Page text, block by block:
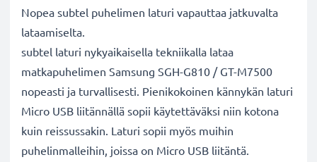
Nopea subtel puhelimen laturi vapauttaa jatkuvalta
lataamiselta.
subtel laturi nykyaikaisella tekniikalla lataa
matkapuhelimen Samsung SGH-G810 / GT-M7500
nopeasti ja turvallisesti. Pienikokoinen kännykän laturi
Micro USB liitännällä sopii käytettäväksi niin kotona
kuin reissussakin. Laturi sopii myös muihin
puhelinmalleihin, joissa on Micro USB liitäntä.